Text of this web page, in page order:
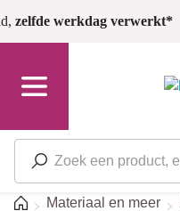
Ga naar de hoofdinhoud
zelfde werkdag verwerkt*
HomeMateriaal en meer